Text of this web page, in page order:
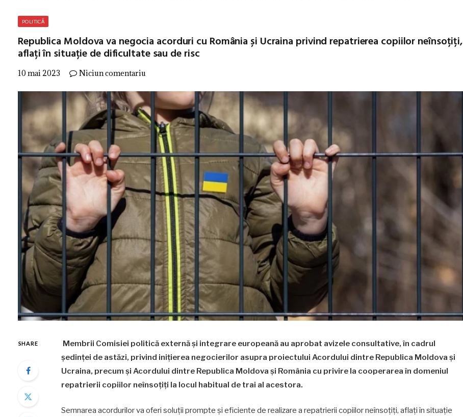
POLITICĂ
Republica Moldova va negocia acorduri cu România și Ucraina privind repatrierea copiilor neînsoțiți,
aflați în situație de dificultate sau de risc
10 mai 2023 Niciun comentariu
SHARE
Membrii Comisiei politică externă și integrare europeană au aprobat avizele consultative, în cadrul
ședinței de astăzi, privind inițierea negocierilor asupra proiectului Acordului dintre Republica Moldova și
Ucraina, precum și Acordului dintre Republica Moldova și România cu privire la cooperarea în domeniul
repatrierii copiilor neînsoțiți la locul habitual de trai al acestora.
Semnarea acordurilor va oferi soluții prompte și eficiente de realizare a repatrierii copiilor neînsoțiți, aflați în situație